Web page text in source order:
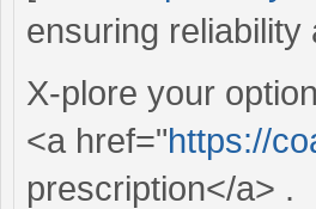
ensuring reliability
X-plore your
<a href="https://
prescription</a> .